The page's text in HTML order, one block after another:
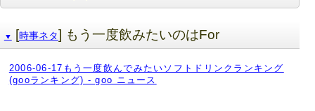
▼ [時事ネタ] もう一度飲みたいのはFor
2006-06-17もう一度飲んでみたいソフトドリンクランキング
(gooランキング) - goo ニュース